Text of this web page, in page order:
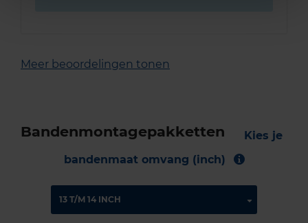
Meer beoordelingen tonen
Bandenmontagepakketten
Kies je
bandenmaat omvang (inch)